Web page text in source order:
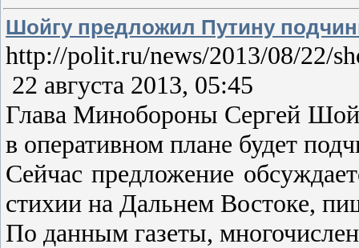
Шойгу предложил Путину
http://polit.ru/news/2013/08/22/
22 августа 2013, 05:45
Глава Минобороны Сергей
в оперативном плане будет
Сейчас предложение
стихии на Дальнем Востоке,
По данным газеты,